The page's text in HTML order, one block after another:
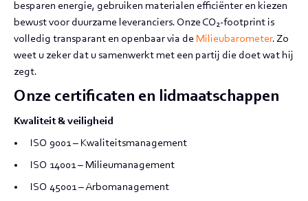
besparen energie, gebruiken materialen efficiënter en kiezen
bewust voor duurzame leveranciers. Onze CO₂-footprint is
volledig transparant en openbaar via de Milieubarometer. Zo
weet u zeker dat u samenwerkt met een partij die doet wat hij
zegt.
Onze certificaten en lidmaatschappen
Kwaliteit & veiligheid
ISO 9001 – Kwaliteitsmanagement
ISO 14001 – Milieumanagement
ISO 45001 – Arbomanagement